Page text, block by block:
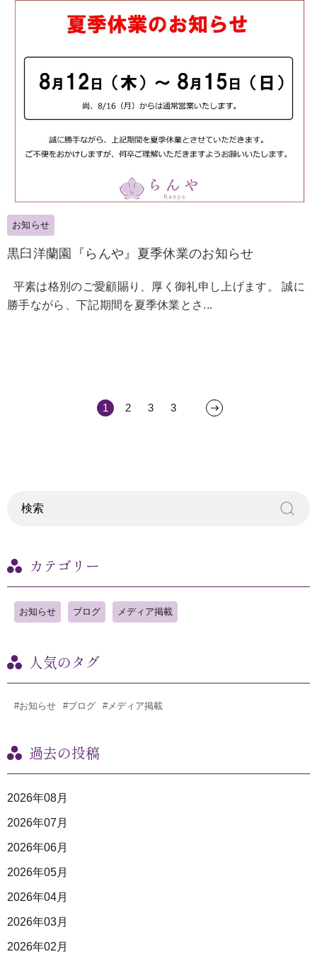
お知らせ
黒臼洋蘭園『らんや』夏季休業のお知らせ
平素は格別のご愛顧賜り、厚く御礼申し上げます。 誠に
勝手ながら、下記期間を夏季休業とさ...
1 2 3 3
カテゴリー
お知らせ ブログ メディア掲載
人気のタグ
#お知らせ #ブログ #メディア掲載
過去の投稿
2026年08月
2026年07月
2026年06月
2026年05月
2026年04月
2026年03月
2026年02月